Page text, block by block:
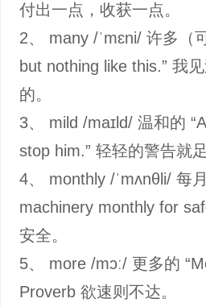
付出一点，收获一点。
2、 many /ˈmɛni/ 许多（
but nothing like this.” 我
的。
3、 mild /maɪld/ 温和的
stop him.” 轻轻的警告就
4、 monthly /ˈmʌnθli/ 每
machinery monthly for
安全。
5、 more /mɔː/ 更多的
Proverb 欲速则不达。